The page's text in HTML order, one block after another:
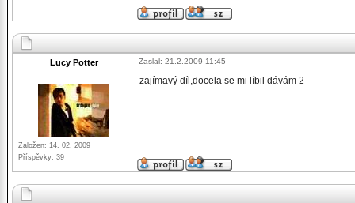
Lucy Potter
Založen: 14. 02. 2009
Příspěvky: 39
Zaslal: 21.2.2009 11:45
zajímavý díl,docela se mi líbil dávám 2